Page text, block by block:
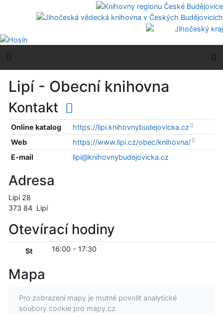
Přejít na menu
Lipí - Obecní knihovna
Kontakt
Online katalog
https://lipi.knihovnybudejovicka.cz
Web
https://www.lipi.cz/obec/knihovna/
E-mail
lipi@knihovnybudejovicka.cz
Adresa
Lipí 28
373 84 Lipí
Otevírací hodiny
St 16:00 - 17:30
Mapa
Pro zobrazení mapy je mutné povolit analytické
soubory cookie pro mapy.cz